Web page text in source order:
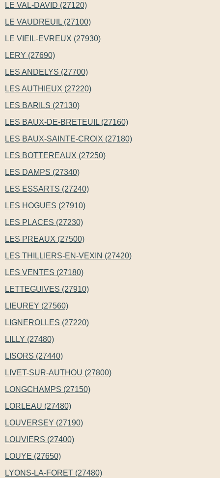
LE VAL-DAVID (27120)
LE VAUDREUIL (27100)
LE VIEIL-EVREUX (27930)
LERY (27690)
LES ANDELYS (27700)
LES AUTHIEUX (27220)
LES BARILS (27130)
LES BAUX-DE-BRETEUIL (27160)
LES BAUX-SAINTE-CROIX (27180)
LES BOTTEREAUX (27250)
LES DAMPS (27340)
LES ESSARTS (27240)
LES HOGUES (27910)
LES PLACES (27230)
LES PREAUX (27500)
LES THILLIERS-EN-VEXIN (27420)
LES VENTES (27180)
LETTEGUIVES (27910)
LIEUREY (27560)
LIGNEROLLES (27220)
LILLY (27480)
LISORS (27440)
LIVET-SUR-AUTHOU (27800)
LONGCHAMPS (27150)
LORLEAU (27480)
LOUVERSEY (27190)
LOUVIERS (27400)
LOUYE (27650)
LYONS-LA-FORET (27480)